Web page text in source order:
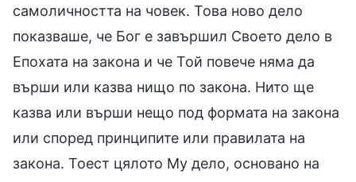
самоличността на човек. Това ново дело
показваше, че Бог е завършил Своето дело в
Епохата на закона и че Той повече няма да
върши или казва нищо по закона. Нито ще
казва или върши нещо под формата на закона
или според принципите или правилата на
закона. Тоест цялото Му дело, основано на